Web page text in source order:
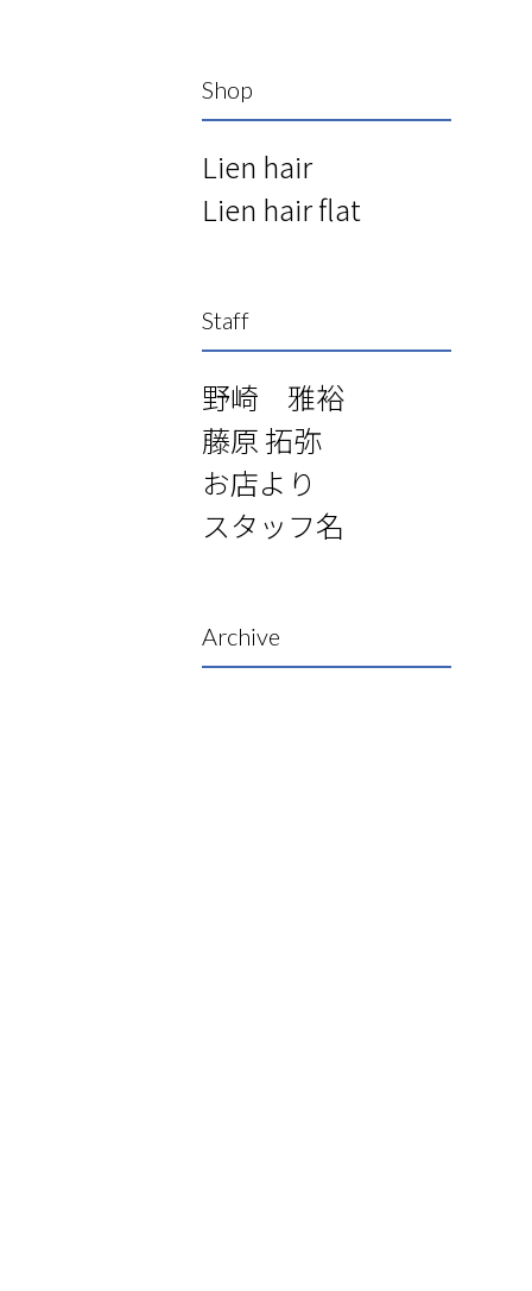
Shop
Lien hair
Lien hair flat
Staff
野崎 雅裕
藤原 拓弥
お店より
スタッフ名
Archive